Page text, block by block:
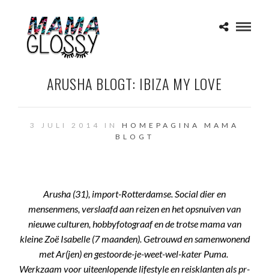
ARUSHA BLOGT: IBIZA MY LOVE
3 JULI 2014 IN HOMEPAGINA
MAMA
BLOGT
Arusha (31), import-Rotterdamse. Social dier en
mensenmens, verslaafd aan reizen en het opsnuiven van
nieuwe culturen, hobbyfotograaf en de trotse mama van
kleine Zoë Isabelle (7 maanden). Getrouwd en samenwonend
met Ar(jen) en gestoorde-je-weet-wel-kater Puma.
Werkzaam voor uiteenlopende lifestyle en reisklanten als pr-